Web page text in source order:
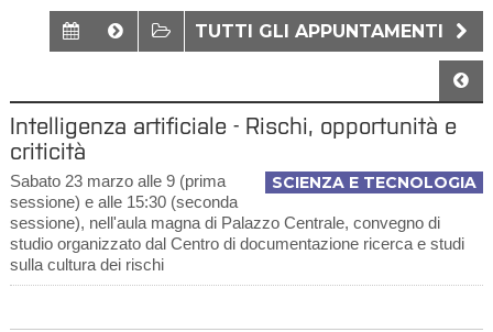
TUTTI GLI APPUNTAMENTI
Intelligenza artificiale - Rischi, opportunità e
criticità
SCIENZA E TECNOLOGIA
​Sabato 23 marzo alle 9 (prima
sessione) e alle 15:30 (seconda
sessione), nell'aula magna di Palazzo Centrale, convegno di
studio organizzato dal Centro di documentazione ricerca e studi
sulla cultura dei rischi